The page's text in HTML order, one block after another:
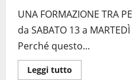
UNA FORMAZIONE TRA
da SABATO 13 a
Perché questo...
Leggi tutto